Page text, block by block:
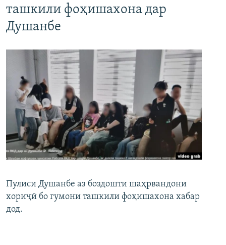
ташкили фоҳишахона дар
Душанбе
Пулиси Душанбе аз боздошти шаҳрвандони
хориҷӣ бо гумони ташкили фоҳишахона хабар
дод.